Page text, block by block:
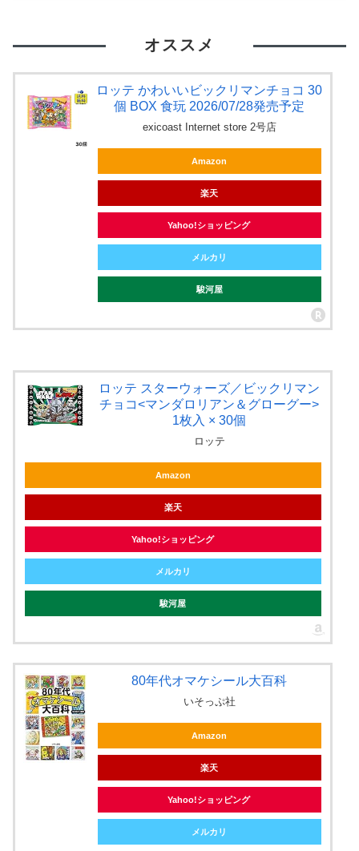
オススメ
ロッテ かわいいビックリマンチョコ 30
個 BOX 食玩 2026/07/28発売予定
exicoast Internet store 2号店
Amazon
楽天
Yahoo!ショッピング
メルカリ
駿河屋
ロッテ スターウォーズ／ビックリマン
チョコ<マンダロリアン＆グローグー>
1枚入 × 30個
ロッテ
Amazon
楽天
Yahoo!ショッピング
メルカリ
駿河屋
80年代オマケシール大百科
いそっぷ社
Amazon
楽天
Yahoo!ショッピング
メルカリ